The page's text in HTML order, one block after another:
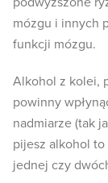
mózgu i innych
funkcji mózgu.
Alkohol z kolei,
powinny
nadmiarze (tak
pijesz alkohol
jednej czy